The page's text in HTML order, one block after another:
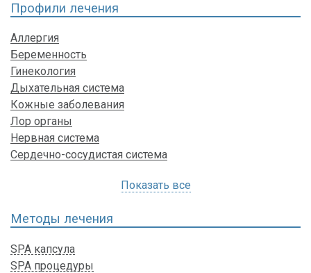
Профили лечения
Аллергия
Беременность
Гинекология
Дыхательная система
Кожные заболевания
Лор органы
Нервная система
Сердечно-сосудистая система
Показать все
Методы лечения
SPA капсула
SPA процедуры